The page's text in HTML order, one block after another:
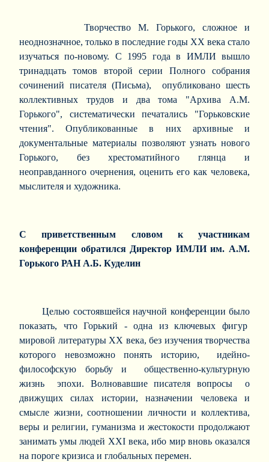
Творчество М. Горького, сложное и
неоднозначное, только в последние годы ХХ века стало
изучаться по-новому. С 1995 года в ИМЛИ вышло
тринадцать томов второй серии Полного собрания
сочинений писателя (Письма), опубликовано шесть
коллективных трудов и два тома "Архива А.М.
Горького", систематически печатались "Горьковские
чтения". Опубликованные в них архивные и
документальные материалы позволяют узнать нового
Горького, без хрестоматийного глянца и
неоправданного очернения, оценить его как человека,
мыслителя и художника.
С приветственным словом к участникам
конференции обратился Директор ИМЛИ им. А.М.
Горького РАН А.Б. Куделин
Целью состоявшейся научной конференции было
показать, что Горький - одна из ключевых фигур
мировой литературы ХХ века, без изучения творчества
которого невозможно понять историю, идейно-
философскую борьбу и общественно-культурную
жизнь эпохи. Волновавшие писателя вопросы о
движущих силах истории, назначении человека и
смысле жизни, соотношении личности и коллектива,
веры и религии, гуманизма и жестокости продолжают
занимать умы людей ХХI века, ибо мир вновь оказался
на пороге кризиса и глобальных перемен.